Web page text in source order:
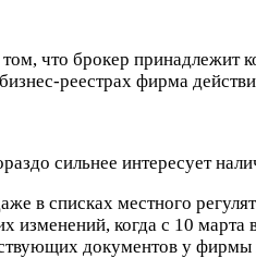
что брокер
реестрах фирма
сильнее интересует
в списках местного
изменений, когда с 10
документов у фирмы